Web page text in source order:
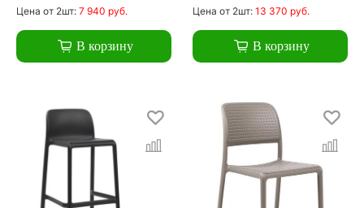
Цена от 2шт: 7 940 руб.
В корзину
Цена от 2шт: 13 370 руб.
В корзину